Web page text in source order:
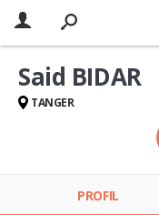
Said BIDAR
TANGER
PROFIL